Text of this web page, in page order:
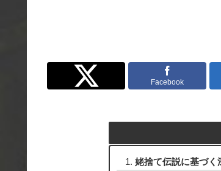
Twitter
Facebook
姥捨て伝説に基づく